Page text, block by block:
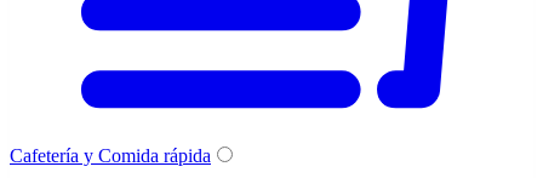
Cafetería y Comida rápida